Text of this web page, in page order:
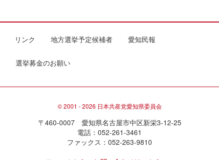
リンク 地方選挙予定候補者 愛知民報
選挙募金のお願い
© 2001 - 2026 日本共産党愛知県委員会
〒460-0007 愛知県名古屋市中区新栄3-12-25
電話：052-261-3461
ファックス：052-263-9810